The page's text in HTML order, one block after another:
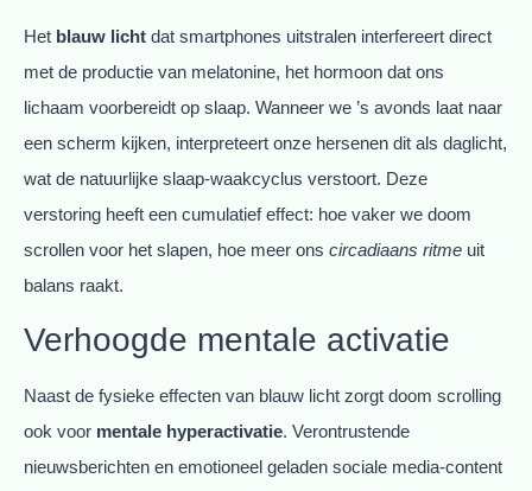
Het blauw licht dat smartphones uitstralen interfereert direct
met de productie van melatonine, het hormoon dat ons
lichaam voorbereidt op slaap. Wanneer we ’s avonds laat naar
een scherm kijken, interpreteert onze hersenen dit als daglicht,
wat de natuurlijke slaap-waakcyclus verstoort. Deze
verstoring heeft een cumulatief effect: hoe vaker we doom
scrollen voor het slapen, hoe meer ons circadiaans ritme uit
balans raakt.
Verhoogde mentale activatie
Naast de fysieke effecten van blauw licht zorgt doom scrolling
ook voor mentale hyperactivatie. Verontrustende
nieuwsberichten en emotioneel geladen sociale media-content